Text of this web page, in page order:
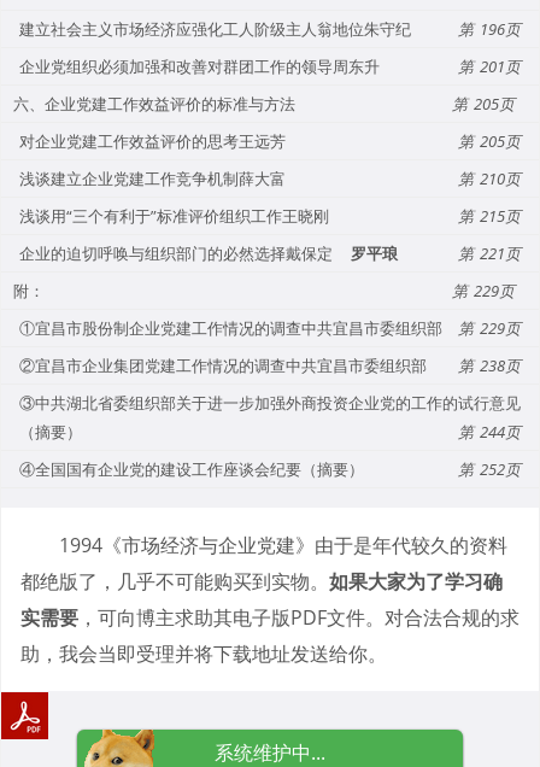
建立社会主义市场经济应强化工人阶级主人翁地位朱守纪
196
企业党组织必须加强和改善对群团工作的领导周东升
201
六、企业党建工作效益评价的标准与方法
205
对企业党建工作效益评价的思考王远芳
205
浅谈建立企业党建工作竞争机制薛大富
210
浅谈用“三个有利于”标准评价组织工作王晓刚
215
企业的迫切呼唤与组织部门的必然选择戴保定
罗平琅
221
附：
229
①宜昌市股份制企业党建工作情况的调查中共宜昌市委组织部
229
②宜昌市企业集团党建工作情况的调查中共宜昌市委组织部
238
③中共湖北省委组织部关于进一步加强外商投资企业党的工作的试行意见
（摘要）
244
④全国国有企业党的建设工作座谈会纪要（摘要）
252
1994《市场经济与企业党建》由于是年代较久的资料
都绝版了，几乎不可能购买到实物。 如果大家为了学习确
实需要 ，可向博主求助其电子版PDF文件。对合法合规的求
助，我会当即受理并将下载地址发送给你。
系统维护中...